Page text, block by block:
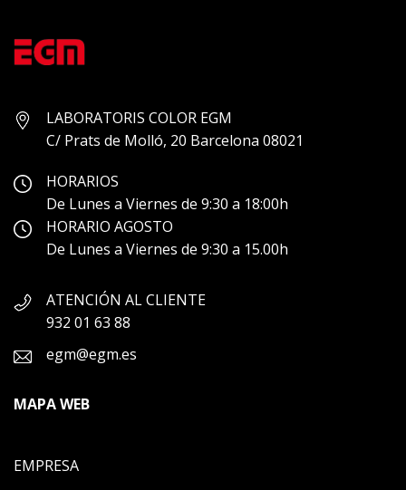
LABORATORIS COLOR EGM
C/ Prats de Molló, 20 Barcelona 08021
HORARIOS
De Lunes a Viernes de 9:30 a 18:00h
HORARIO AGOSTO
De Lunes a Viernes de 9:30 a 15.00h
ATENCIÓN AL CLIENTE
932 01 63 88
egm@egm.es
MAPA WEB
EMPRESA